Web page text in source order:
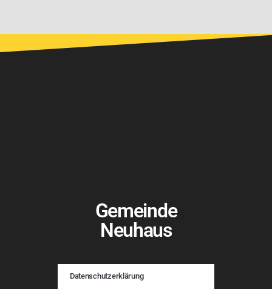
Gemeinde
Neuhaus
Datenschutzerklärung